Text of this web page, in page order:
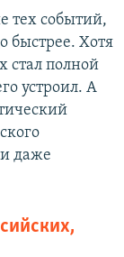
тех событий,
быстрее. Хотя
стал полной
устроил. А
даже